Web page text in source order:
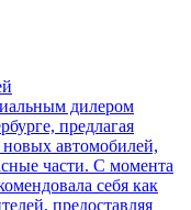
дилером
предлагая
автомобилей,
части. С момента
себя как
предоставляя